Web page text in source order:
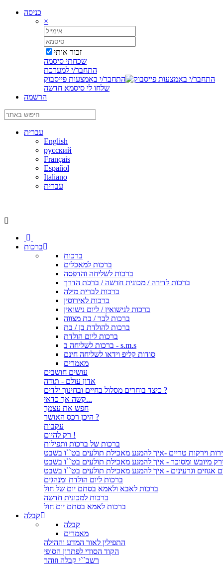
כניסה
×
זכור אותי
שכחתי סיסמה
התחבר/י למערכת
התחבר/י באמצעות פייסבוק
שלחו לי סיסמא חדשה
הרשמה
עברית
English
русский
Français
Español
Italiano
עברית
ברכות
ברכות
ברכות למאכלים
ברכות לשליחה והדפסה
ברכות לדירה / מכונית חדשה / ברכת הדרך
ברכות לברית מילה
ברכות לאירוסין
ברכות לנישואין / ליום נישואין
ברכות לבר / בת מצווה
ברכות להולדת בן / בת
ברכות ליום הולדת
ברכות לשליחה ב - s.m.s
סודות קליפ וידאו לשליחה חינם
מאמרים
עושים חושבים
אדון עולם - תודה
כיצד בוחרים מסלול בחיים ובחינוך ילדים ?
קשה אך כדאי...
חפש את עצמך
היכן רכס האושר ?
עקבות
רק להיום !
ברכות של ברכות ותפילות
וירקות טריים -איך להמנע מאכילת תולעים בט``ו בשבט
מיובש ומסוכר - איך להמנע מאכילת תולעים בט``ו בשבט
אגוזים וגרעינים - איך להמנע מאכילת תולעים בט``ו בשבט
ברכות ליום הולדת ומנהגים
ברכות לאבא ולאמא בסתם יום של חול
ברכות למכונית חדשה
ברכות לאמא בסתם יום חול
קבלה
קבלה
מאמרים
התפילין לאור המדע וההילה
הקוד הסודי לפתרון הסופי
רשב``י קבלה וזוהר